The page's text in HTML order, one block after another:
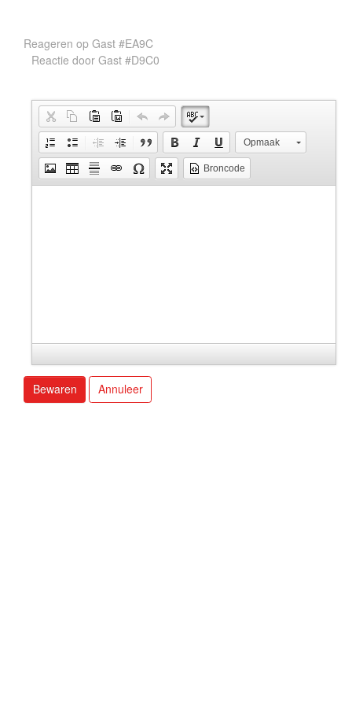
Reageren op Gast #EA9C
Reactie door Gast #D9C0
Opmaak
Broncode